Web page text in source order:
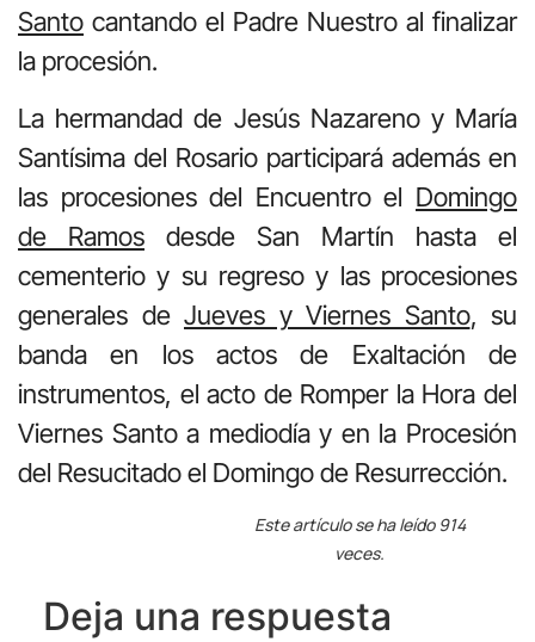
Santo cantando el Padre Nuestro al finalizar
la procesión.
La hermandad de Jesús Nazareno y María
Santísima del Rosario participará además en
las procesiones del Encuentro el Domingo
de Ramos desde San Martín hasta el
cementerio y su regreso y las procesiones
generales de Jueves y Viernes Santo, su
banda en los actos de Exaltación de
instrumentos, el acto de Romper la Hora del
Viernes Santo a mediodía y en la Procesión
del Resucitado el Domingo de Resurrección.
Este artículo se ha leído 914
veces.
Deja una respuesta